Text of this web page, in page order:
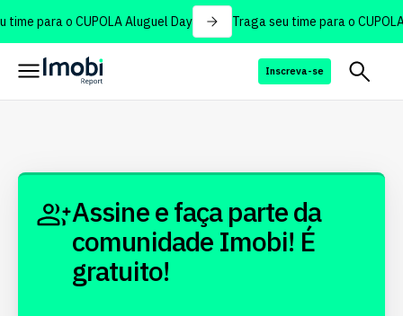
para o CUPOLA Aluguel Day Traga seu time para o
Inscreva-se
Assine e faça parte da
comunidade Imobi! É
gratuito!